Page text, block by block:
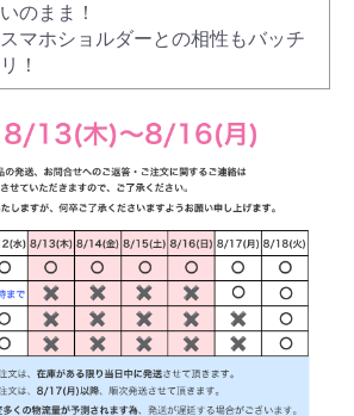
いのまま！
スマホショルダーとの相性もバッチ
リ！